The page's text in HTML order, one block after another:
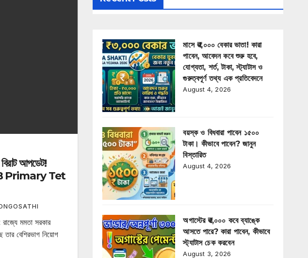
বিরাট আপডেট!
WB Primary Tet
মমতা সরকার
বেশিরভাগ নিয়োগ
মাসে ₹৩,০০০ বেকার ভাতা! কারা
পাবেন, আবেদন কবে শুরু হবে,
যোগ্যতা, শর্ত, টাকা, স্ট্যাটাস ও
গুরুত্বপূর্ণ তথ্য এক প্রতিবেদনে
August 4, 2026
বয়স্ক ও বিধবারা পাবেন ১৫০০
টাকা। কীভাবে পাবেন? জানুন
বিস্তারিত
August 4, 2026
অগাস্টের ₹৩,০০০ কবে ব্যাঙ্কে
আসতে পারে? কারা পাবেন, কীভাবে
স্ট্যাটাস চেক করবেন
August 3, 2026